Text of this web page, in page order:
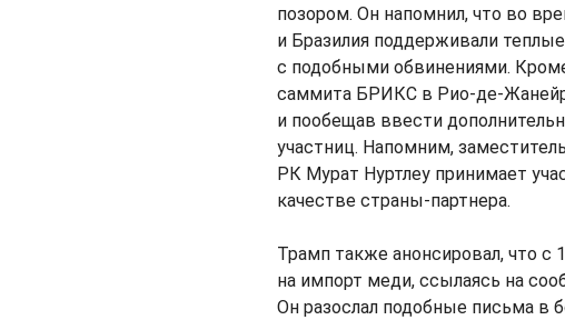
позором. Он напомнил, что во
и Бразилия поддерживали
с подобными обвинениями.
саммита БРИКС в Рио-де-
и пообещав ввести
участниц. Напомним,
РК Мурат Нуртлеу принимает
качестве страны-партнера.
Трамп также анонсировал, что с
на импорт меди, ссылаясь на
Он разослал подобные письма